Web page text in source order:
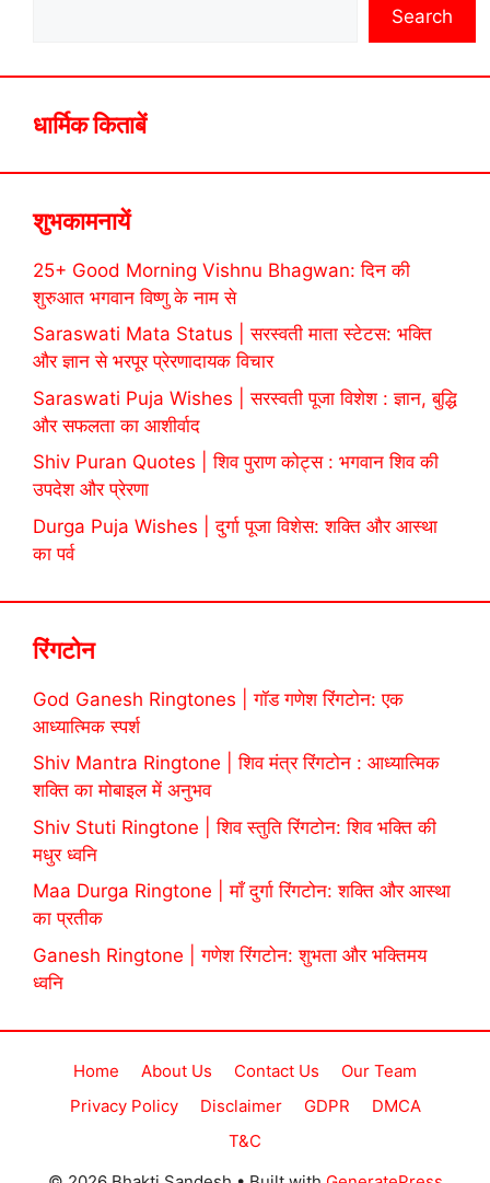
Search
धार्मिक किताबें
शुभकामनायें
25+ Good Morning Vishnu Bhagwan: दिन की
शुरुआत भगवान विष्णु के नाम से
Saraswati Mata Status | सरस्वती माता स्टेटस: भक्ति
और ज्ञान से भरपूर प्रेरणादायक विचार
Saraswati Puja Wishes | सरस्वती पूजा विशेश : ज्ञान, बुद्धि
और सफलता का आशीर्वाद
Shiv Puran Quotes | शिव पुराण कोट्स : भगवान शिव की
उपदेश और प्रेरणा
Durga Puja Wishes | दुर्गा पूजा विशेस: शक्ति और आस्था
का पर्व
रिंगटोन
God Ganesh Ringtones | गॉड गणेश रिंगटोन: एक
आध्यात्मिक स्पर्श
Shiv Mantra Ringtone | शिव मंत्र रिंगटोन : आध्यात्मिक
शक्ति का मोबाइल में अनुभव
Shiv Stuti Ringtone | शिव स्तुति रिंगटोन: शिव भक्ति की
मधुर ध्वनि
Maa Durga Ringtone | माँ दुर्गा रिंगटोन: शक्ति और आस्था
का प्रतीक
Ganesh Ringtone | गणेश रिंगटोन: शुभता और भक्तिमय
ध्वनि
Home About Us Contact Us
Our Team
Privacy Policy
Disclaimer GDPR
DMCA
T&C